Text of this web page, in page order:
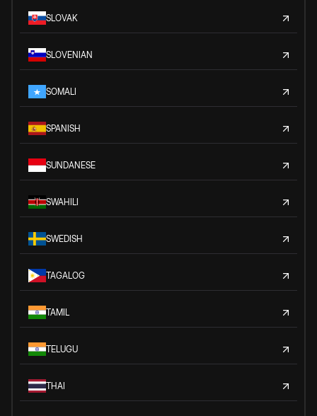
SLOVAK
SLOVENIAN
SOMALI
SPANISH
SUNDANESE
SWAHILI
SWEDISH
TAGALOG
TAMIL
TELUGU
THAI